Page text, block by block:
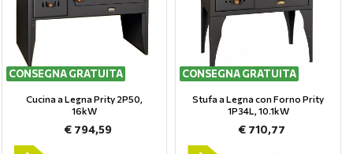
CONSEGNA GRATUITA
Cucina a Legna Prity 2P50,
16kW
€ 794,59
CONSEGNA GRATUITA
Stufa a Legna con Forno Prity
1P34L, 10.1kW
€ 710,77